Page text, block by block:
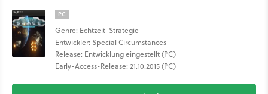
PC
Genre: Echtzeit-Strategie
Entwickler: Special Circumstances
Release: Entwicklung eingestellt (PC)
Early-Access-Release: 21.10.2015 (PC)